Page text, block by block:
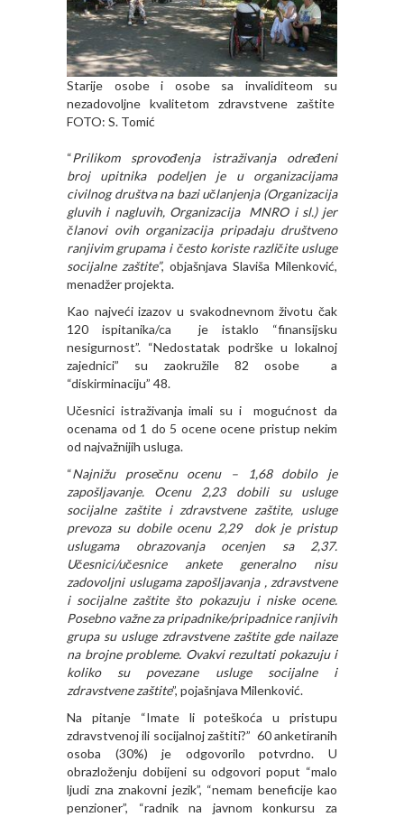
Starije osobe i osobe sa invaliditeom su
nezadovoljne kvalitetom zdravstvene zaštite
FOTO: S. Tomić
“Prilikom sprovođenja istraživanja određeni
broj upitnika podeljen je u organizacijama
civilnog društva na bazi učlanjenja (Organizacija
gluvih i nagluvih, Organizacija MNRO i sl.) jer
članovi ovih organizacija pripadaju društveno
ranjivim grupama i često koriste različite usluge
socijalne zaštite”, objašnjava Slaviša Milenković,
menadžer projekta.
Kao najveći izazov u svakodnevnom životu čak
120 ispitanika/ca je istaklo “finansijsku
nesigurnost”. “Nedostatak podrške u lokalnoj
zajednici” su zaokružile 82 osobe a
“diskirminaciju” 48.
Učesnici istraživanja imali su i mogućnost da
ocenama od 1 do 5 ocene ocene pristup nekim
od najvažnijih usluga.
“Najnižu prosečnu ocenu – 1,68 dobilo je
zapošljavanje. Ocenu 2,23 dobili su usluge
socijalne zaštite i zdravstvene zaštite, usluge
prevoza su dobile ocenu 2,29 dok je pristup
uslugama obrazovanja ocenjen sa 2,37.
Učesnici/učesnice ankete generalno nisu
zadovoljni uslugama zapošljavanja , zdravstvene
i socijalne zaštite što pokazuju i niske ocene.
Posebno važne za pripadnike/pripadnice ranjivih
grupa su usluge zdravstvene zaštite gde nailaze
na brojne probleme. Ovakvi rezultati pokazuju i
koliko su povezane usluge socijalne i
zdravstvene zaštite”, pojašnjava Milenković.
Na pitanje “Imate li poteškoća u pristupu
zdravstvenoj ili socijalnoj zaštiti?” 60 anketiranih
osoba (30%) je odgovorilo potvrdno. U
obrazloženju dobijeni su odgovori poput “malo
ljudi zna znakovni jezik”, “nemam beneficije kao
penzioner”, “radnik na javnom konkursu za